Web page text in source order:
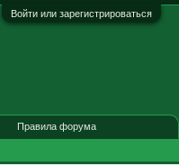
Войти или зарегистрироваться
Правила форума